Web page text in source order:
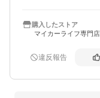
購入したストア
マイカーライフ専門
違反報告